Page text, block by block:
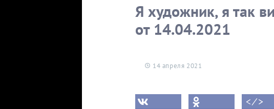
Я художник, я так
от 14.04.2021
14 апреля 2021
< ⁄ >